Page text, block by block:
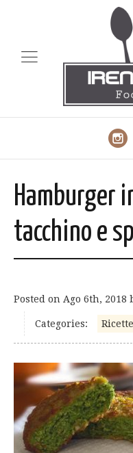
Hamburger
tacchino e
Posted on Ago 6th, 2018
Categories: